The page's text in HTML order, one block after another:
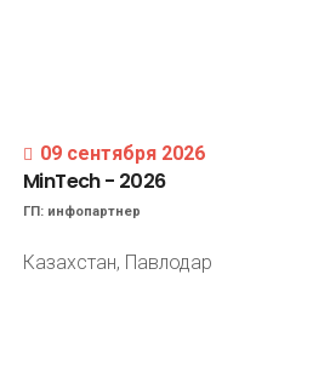
09 сентября 2026
MinTech- 2026
ГП: инфопартнер
Казахстан, Павлодар